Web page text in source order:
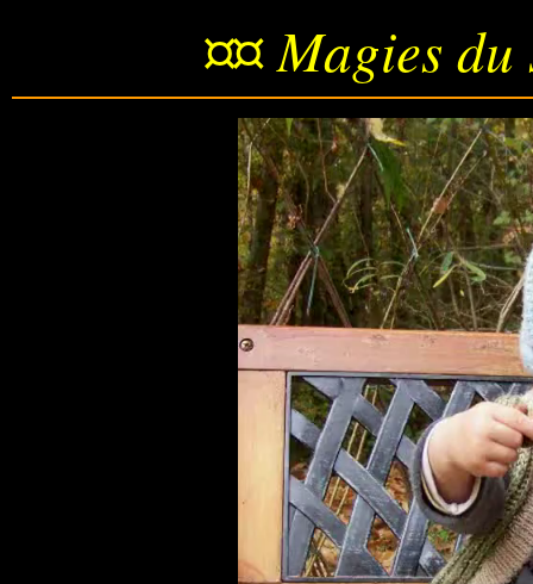
¤¤ Magies du